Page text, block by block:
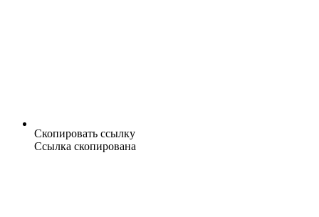
Скопировать ссылку
Ссылка скопирована